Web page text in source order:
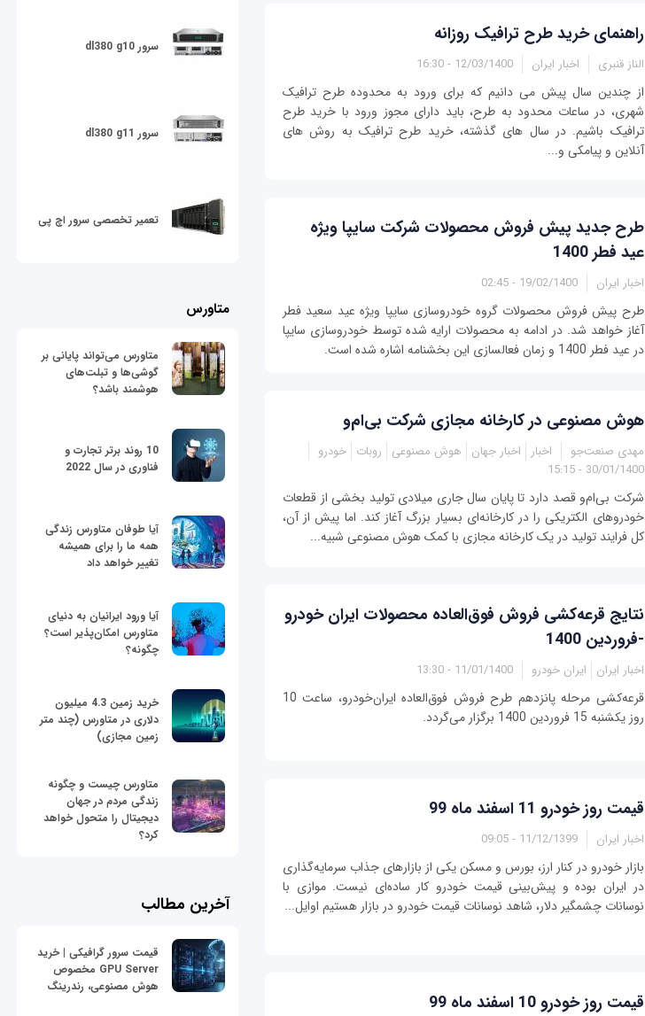
راهنمای خرید طرح ترافیک روزانه
الناز قنبری اخبار ایران 12/03/1400 - 16:30
از چندین سال پیش می دانیم که برای ورود به محدوده طرح ترافیک
شهری، در ساعات محدود به طرح، باید دارای مجوز ورود با خرید طرح
ترافیک باشیم. در سال های گذشته، خرید طرح ترافیک به روش های
آنلاین و پیامکی و...
طرح جدید پیش فروش محصولات شرکت سایپا ویژه
عید فطر 1400
اخبار ایران 19/02/1400 - 02:45
طرح پیش فروش محصولات گروه خودروسازی سایپا ویژه عید سعید فطر
آغاز خواهد شد. در ادامه به محصولات ارایه شده توسط خودروسازی سایپا
در عید فطر 1400 و زمان فعالسازی این بخشنامه اشاره شده است.
هوش مصنوعی در کارخانه‌ مجازی شرکت بی‌ام‌و
مهدی صنعت‌جو اخبار اخبار جهان هوش مصنوعی روبات خودرو
30/01/1400 - 15:15
شرکت بی‌ام‌و قصد دارد تا پایان سال جاری میلادی تولید بخشی از قطعات
خودروهای الکتریکی را در کارخانه‌ای بسیار بزرگ آغاز کند. اما پیش از آن،
کل فرایند تولید در یک کارخانه مجازی با کمک هوش مصنوعی شبیه‌...
نتایج قرعه‌کشی فروش فوق‌العاده محصولات ایران خودرو
-فروردین 1400
اخبار ایران ایران خودرو 11/01/1400 - 13:30
قرعه‌کشی مرحله پانزدهم طرح فروش فوق‌العاده ایران‌خودرو، ساعت 10
روز یکشنبه 15 فروردین 1400 برگزار می‌گردد.
قیمت روز خودرو 11 اسفند ماه 99
اخبار ایران 11/12/1399 - 09:05
بازار خودرو در کنار ارز، بورس و مسکن یکی از بازارهای جذاب سرمایه‌گذاری
در ایران بوده و پیش‌بینی قیمت خودرو کار ساده‌ای نیست. موازی با
نوسانات چشمگیر دلار، شاهد نوسانات قیمت خودرو در بازار هستیم اوایل...
قیمت روز خودرو 10 اسفند ماه 99
سرور dl380 g10
سرور dl380 g11
تعمیر تخصصی سرور اچ پی
متاورس
متاورس می‌تواند پایانی بر
گوشی‌ها و تبلت‌های
هوشمند باشد؟
10 روند برتر تجارت و
فناوری در سال 2022
آیا طوفان متاورس زندگی
همه ما را برای همیشه
تغییر خواهد داد
آیا ورود ایرانیان به دنیای
متاورس امکان‌پذیر است؟
چگونه؟
خرید زمین 4.3 میلیون
دلاری در متاورس (چند متر
زمین مجازی)
متاورس چیست و چگونه
زندگی مردم در جهان
دیجیتال را متحول خواهد
کرد؟
آخرین مطالب
قیمت سرور گرافیکی | خرید
GPU Server مخصوص
هوش مصنوعی، رندرینگ